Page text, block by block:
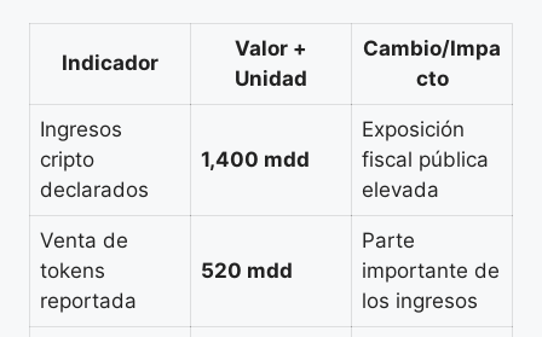
Indicador
Valor +
Unidad
Cambio/Impa
cto
Ingresos
cripto
declarados
1,400 mdd
Exposición
fiscal pública
elevada
Venta de
tokens
reportada
520 mdd
Parte
importante de
los ingresos